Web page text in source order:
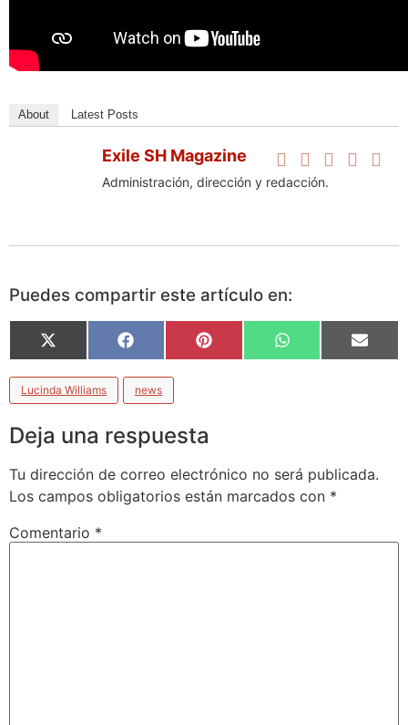
About Latest Posts
Exile SH Magazine
Administración, dirección y redacción.
Puedes compartir este artículo en:
X
(Twitter)
Facebook Pinterest WhatsApp Email
Lucinda Williams news
Deja una respuesta
Tu dirección de correo electrónico no será publicada.
Los campos obligatorios están marcados con *
Comentario *